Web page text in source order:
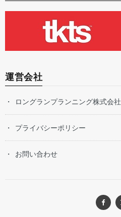
運営会社
ロングランプランニング株式会社
プライバシーポリシー
お問い合わせ